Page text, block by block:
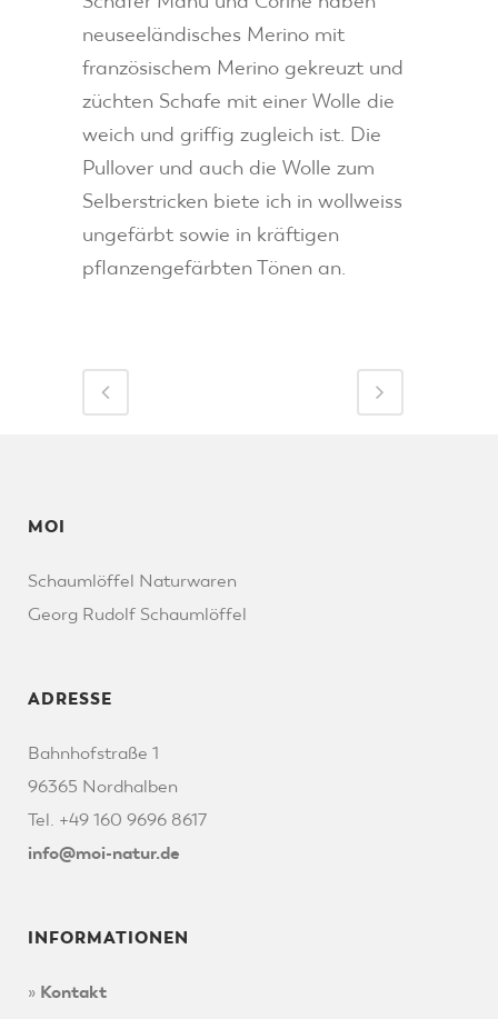
neuseeländisches Merino mit
französischem Merino gekreuzt und
züchten Schafe mit einer Wolle die
weich und griffig zugleich ist. Die
Pullover und auch die Wolle zum
Selberstricken biete ich in wollweiss
ungefärbt sowie in kräftigen
pflanzengefärbten Tönen an.
MOI
Schaumlöffel Naturwaren
Georg Rudolf Schaumlöffel
ADRESSE
Bahnhofstraße 1
96365 Nordhalben
Tel. +49 160 9696 8617
info@moi-natur.de
INFORMATIONEN
» Kontakt